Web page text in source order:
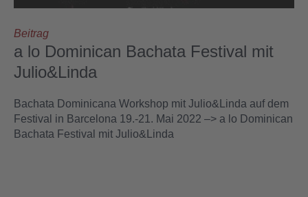
Beitrag
a lo Dominican Bachata Festival mit
Julio&Linda
Bachata Dominicana Workshop mit Julio&Linda auf dem
Festival in Barcelona 19.-21. Mai 2022 –> a lo Dominican
Bachata Festival mit Julio&Linda